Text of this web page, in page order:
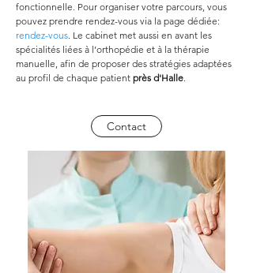
fonctionnelle. Pour organiser votre parcours, vous
pouvez prendre rendez-vous via la page dédiée:
rendez-vous. Le cabinet met aussi en avant les
spécialités liées à l’orthopédie et à la thérapie
manuelle, afin de proposer des stratégies adaptées
au profil de chaque patient près d'Halle.
Contact